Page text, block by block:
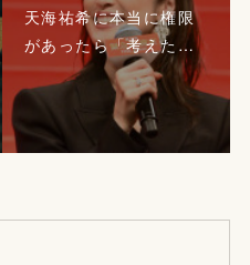
天海祐希に本当に権限
があったら「考えた…